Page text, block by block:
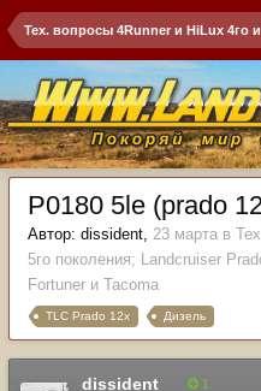
P0180 5le (prado
Автор: dissident, 23 марта в
5го поколения; Landсruiser
Fortuner и Tacoma
TLC Prado 12x Дизель
dissident 1